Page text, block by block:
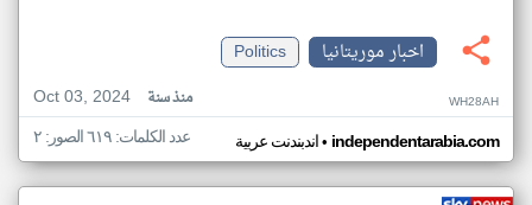
اخبار موريتانيا
Politics
Oct 03, 2024
منذ سنة WH28AH
اندبندنت عربية• independentarabia.com عدد الكلمات: ٦١٩ الصور: ٢